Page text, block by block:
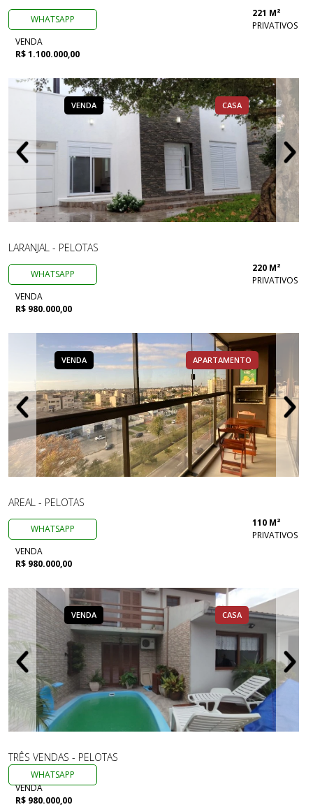
WHATSAPP
221 M²
PRIVATIVOS
VENDA
R$ 1.100.000,00
VENDA CASA
LARANJAL - PELOTAS
WHATSAPP
220 M²
PRIVATIVOS
VENDA
R$ 980.000,00
VENDA APARTAMENTO
AREAL - PELOTAS
WHATSAPP
110 M²
PRIVATIVOS
VENDA
R$ 980.000,00
VENDA CASA
TRÊS VENDAS - PELOTAS
WHATSAPP
VENDA
R$ 980.000,00